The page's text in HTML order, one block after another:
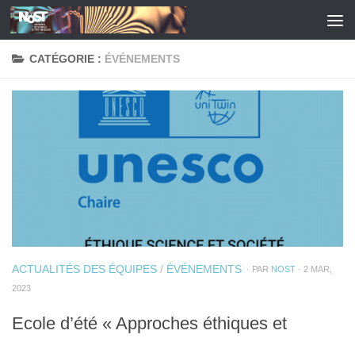
Skip to content
CATÉGORIE : ÉVÉNEMENTS
ACTUALITÉS DES ÉQUIPES / ÉVÉNEMENTS · PAR NOST · 2 MAR,
2023
Ecole d’été « Approches éthiques et